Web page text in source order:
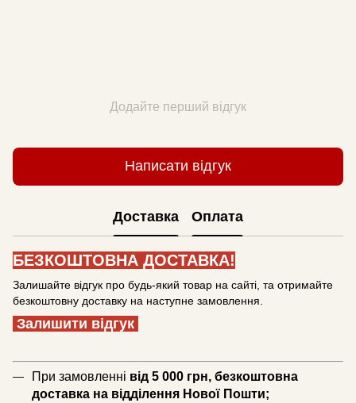
Додайте перший відгук
Написати відгук
Доставка Оплата
БЕЗКОШТОВНА ДОСТАВКА!
Залишайте відгук про будь-який товар на сайті, та отримайте
безкоштовну доставку на наступне замовлення.
Залишити відгук
При замовленні від 5 000 грн, безкоштовна
доставка на відділення Нової Пошти;